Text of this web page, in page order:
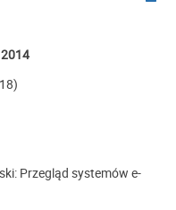
Przegląd systemów e-